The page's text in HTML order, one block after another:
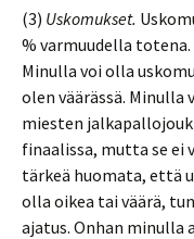
(3) Uskomukset.
% varmuudella
Minulla voi olla
olen väärässä. Minulla
miesten
finaalissa, mutta se
tärkeä huomata, että
olla oikea tai väärä,
ajatus. Onhan minulla